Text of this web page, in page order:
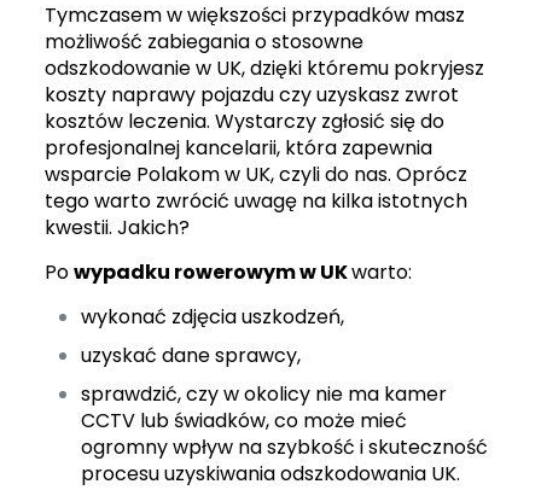
Tymczasem w większości przypadków masz
możliwość zabiegania o stosowne
odszkodowanie w UK, dzięki któremu pokryjesz
koszty naprawy pojazdu czy uzyskasz zwrot
kosztów leczenia. Wystarczy zgłosić się do
profesjonalnej kancelarii, która zapewnia
wsparcie Polakom w UK, czyli do nas. Oprócz
tego warto zwrócić uwagę na kilka istotnych
kwestii. Jakich?
Powypadku rowerowym w UKwarto:
wykonać zdjęcia uszkodzeń,
uzyskać dane sprawcy,
sprawdzić, czy w okolicy nie ma kamer
CCTV lub świadków, co może mieć
ogromny wpływ na szybkość i skuteczność
procesu uzyskiwania odszkodowania UK.